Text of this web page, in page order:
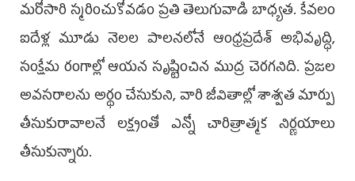
మరోసారి స్మరించుకోవడం ప్రతి తెలుగువాడి బాధ్యత. కేవలం
ఐదేళ్ల మూడు నెలల పాలనలోనే ఆంధ్రప్రదేశ్ అభివృద్ధి,
సంక్షేమ రంగాల్లో ఆయన సృష్టించిన ముద్ర చెరగనిది. ప్రజల
అవసరాలను అర్థం చేసుకుని, వారి జీవితాల్లో శాశ్వత మార్పు
తీసుకురావాలనే లక్ష్యంతో ఎన్నో చారిత్రాత్మక నిర్ణయాలు
తీసుకున్నారు.